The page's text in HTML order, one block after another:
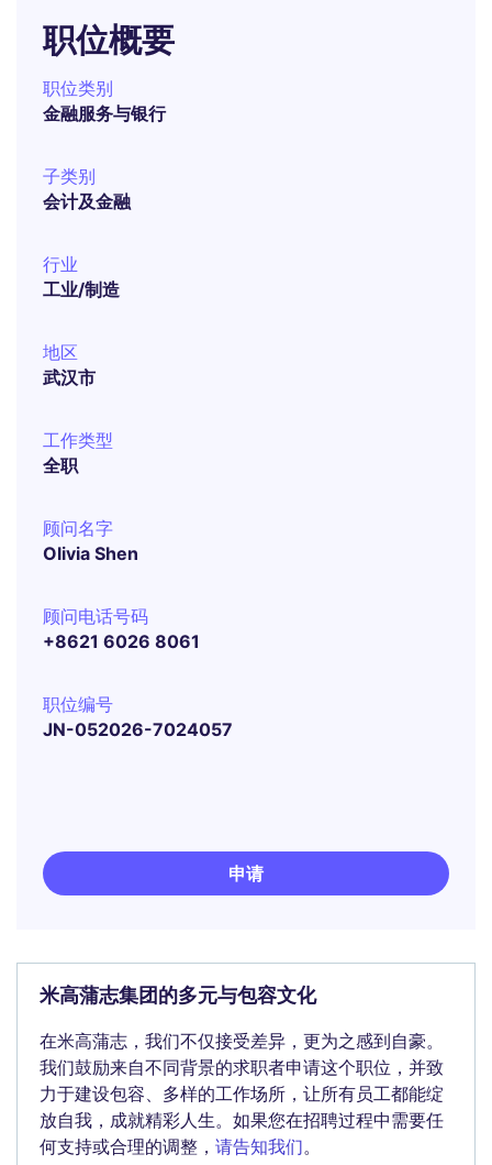
职位概要
职位类别
金融服务与银行
子类别
会计及金融
行业
工业/制造
地区
武汉市
工作类型
全职
顾问名字
Olivia Shen
顾问电话号码
+8621 6026 8061
职位编号
JN-052026-7024057
申请
米高蒲志集团的多元与包容文化
在米高蒲志，我们不仅接受差异，更为之感到自豪。
我们鼓励来自不同背景的求职者申请这个职位，并致
力于建设包容、多样的工作场所，让所有员工都能绽
放自我，成就精彩人生。如果您在招聘过程中需要任
何支持或合理的调整， 请告知我们。